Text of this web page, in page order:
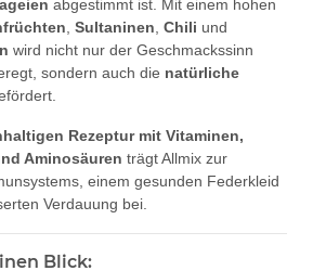
abgestimmt ist. Mit einem hohen
Sultaninen Chili und
wird nicht nur der Geschmackssinn
sondern auch die natürliche
Rezeptur mit Vitaminen,
Aminosäuren trägt Allmix zur
einem gesunden Federkleid
Verdauung bei.
Blick: